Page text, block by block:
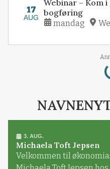
17
AUG
Webinar – Kom
bogføring
mandag
3. AUG.
Michaela Toft Jepsen
Velkommen til